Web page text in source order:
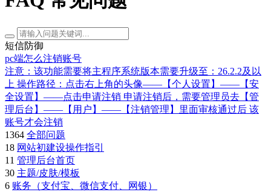
短信防御
pc端怎么注销账号
注意：该功能需要将主程序系统版本需要升级至：26.2.2及以
上 操作路径：点击右上角的头像——【个人设置】——【安
全设置】——点击申请注销 申请注销后，需要管理员去【管
理后台】——【用户】——【注销管理】里面审核通过后 该
账号才会注销
1364 全部问题
18 网站初建设操作指引
11 管理后台首页
30 主题/皮肤/模板
6 账务（支付宝、微信支付、网银）